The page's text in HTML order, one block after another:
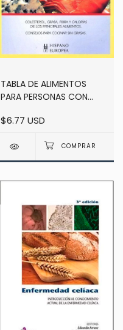
TABLA DE ALIMENTOS
PARA PERSONAS CON
$6.77 USD